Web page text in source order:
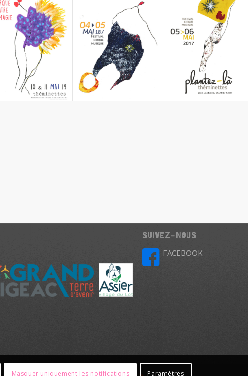
SUIVEZ-NOUS
FACEBOOK
Masquer uniquement les notifications Paramètres